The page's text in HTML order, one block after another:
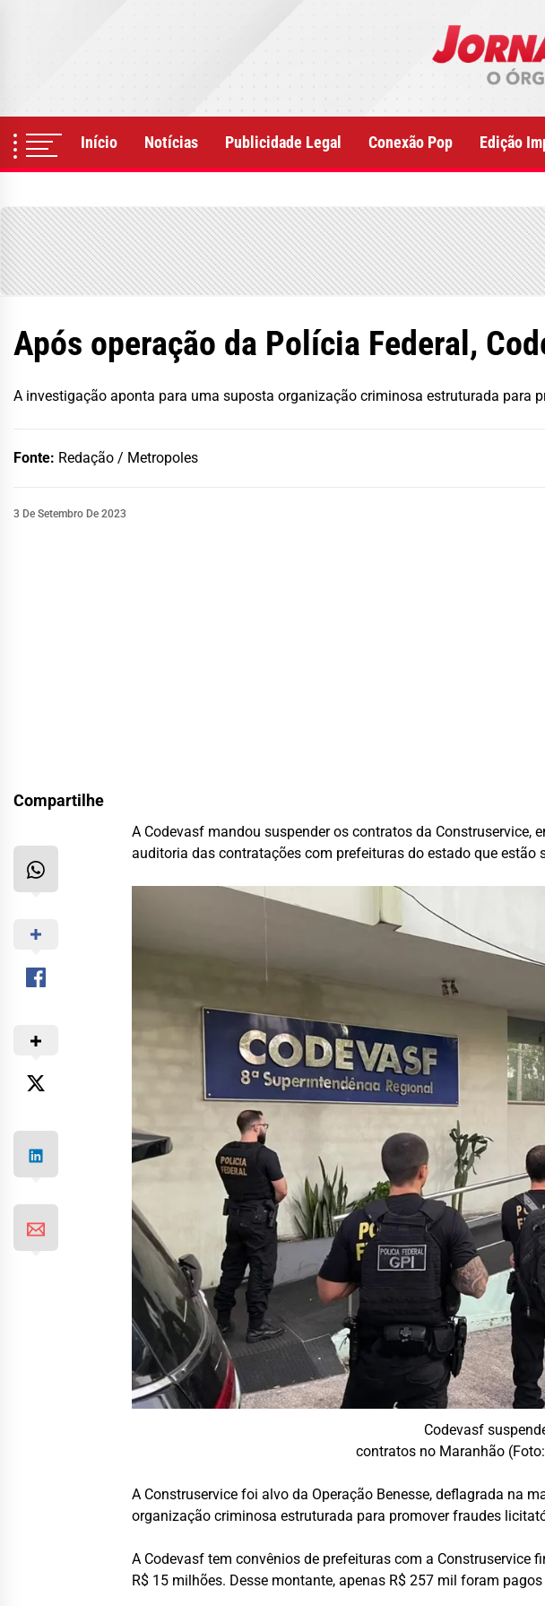
Início Notícias Publicidade Legal Conexão Pop Edição
Após operação da Polícia Federal,
A investigação aponta para uma suposta organização criminosa estruturada para
Fonte: Redação / Metropoles
3 De Setembro De 2023
Compartilhe
A Codevasf mandou suspender os contratos da Construservice,
auditoria das contratações com prefeituras do estado que estão
Codevasf
contratos no Maranhão
A Construservice foi alvo da Operação Benesse, deflagrada na
organização criminosa estruturada para promover fraudes
A Codevasf tem convênios de prefeituras com a Construservice
R$ 15 milhões. Desse montante, apenas R$ 257 mil foram